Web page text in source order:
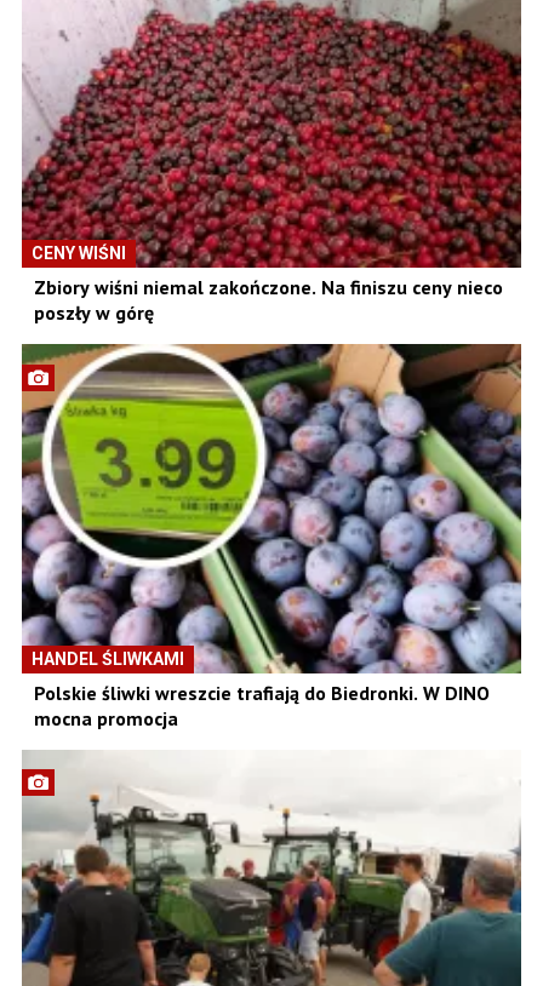
CENY WIŚNI
Zbiory wiśni niemal zakończone. Na finiszu ceny nieco
poszły w górę
HANDEL ŚLIWKAMI
Polskie śliwki wreszcie trafiają do Biedronki. W DINO
mocna promocja